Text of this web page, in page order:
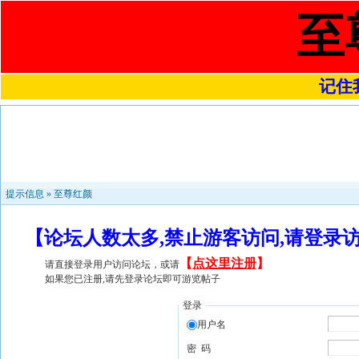
至
记住
提示信息 » 至尊红颜
【论坛人数太多,禁止游客访问,请登
请直接登录用户访问论坛，或请 【 点这里注册】
如果您已注册,请先登录论坛即可游览帖子
登录
用户名
密 码